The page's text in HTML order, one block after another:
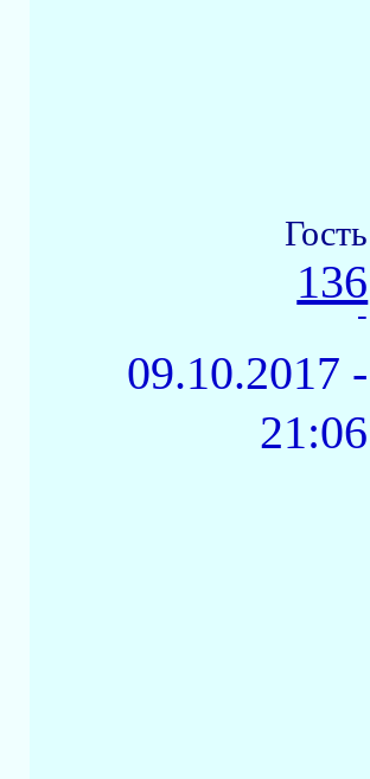
Гость
136
-
09.10.2017 -
21:06